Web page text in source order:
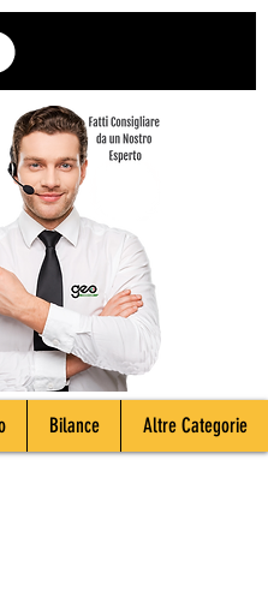
- Idraulici - Spurghisti -
Bilance Altre Categorie